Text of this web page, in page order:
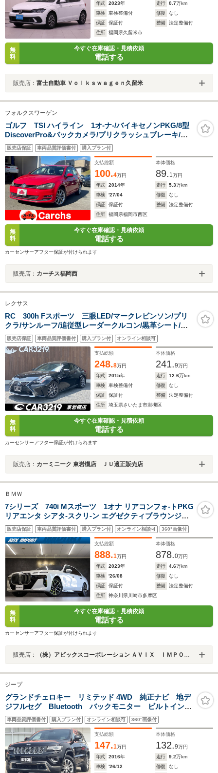
年式 2023年 走行 0.7万km
車検
車検整備付 修復
なし
保証
保証付 整備
法定整備付
住所
福岡県久留米市
無
料
今すぐ在庫確認・見積依頼
電話する
販売店： 富士自動車 Ｖｏｌｋｓｗａｇｅｎ久留米
フォルクスワーゲン
ゴルフ TSI ハイライン 1オ-ナ-/バイキセノンPKG/8型
DiscoverPro&バックカメラ/プリクラッシュブレーキ/ア
ダプティブクルーズ/ETC付/アルカンターラコンビシート/
パドルシフト付革巻ステアリング/17インチアルミ
販売店保証 車両品質評価書付 購入プラン付
支払総額
100.4万円
本体価格
89. 1万円
年式
2014年 走行 5.3万km
車検
'27/04 修復
なし
保証
保証付 整備
法定整備付
住所
福岡県福岡市西区
無
料
今すぐ在庫確認・見積依頼
電話する
カーセンサーアフター保証が付けられます
販売店： カーチス福岡西
レクサス
RC 300h Fスポーツ 三眼LED/マークレビンソン/プリ
クラ/サンルーフ/追従型レーダークルコン/黒革シート/シ
ートヒーター&ベンチレーション/ブラインドスポットモ
ニター/スマートキー&プッシュスタート/
販売店保証 車両品質評価書付 購入プラン付 オンライン相談可
支払総額
248.8万円
本体価格
241.9万円
年式
2015年 走行 12.6万km
車検
車検整備付 修復
なし
保証
保証付 整備
法定整備付
住所
埼玉県さいたま市岩槻区
無
料
今すぐ在庫確認・見積依頼
電話する
カーセンサーアフター保証が付けられます
販売店： カーミニーク 東岩槻店 ＪＵ適正販売店
ＢＭＷ
7シリーズ 740i Mスポーツ 1オナ リアコンフォ-トPKG
リアエンタ シアタ-スクリ-ン エグゼクティブラウンジシ-
ト 黒革 シ-トヒ-ター ベンチレ-タ- マッサ-ジ HUD ナビTV
トップビュ-&3Dカメラ ACC PDC Bowers&Wilkins 20イ
ンチAW
販売店保証 車両品質評価書付 購入プラン付 オンライン相談可 360°画像付
支払総額
888.1万円
本体価格
878.0万円
年式
2023年 走行 4.6万km
車検
'26/08 修復
なし
保証
保証付 整備
法定整備付
住所
神奈川県川崎市多摩区
無
料
今すぐ在庫確認・見積依頼
電話する
カーセンサーアフター保証が付けられます
販売店： （株）アビックスコーポレーション ＡＶＩＸ ＩＭＰＯＲＴ 川崎生田店
ジープ
グランドチェロキー リミテッド 4WD 純正ナビ 地デ
ジフルセグ Bluetooth バックモニター ビルトイン
ETC クルーズコントロール エアサス 4WD アル
ミ レザーシート パワーシート パワーバックドア
スマートキー ディスチャージドランプ
車両品質評価書付 購入プラン付 オンライン相談可 360°画像付
支払総額
147.1万円
本体価格
132.9万円
年式
2016年 走行 9.2万km
車検
'26/12 修復
なし